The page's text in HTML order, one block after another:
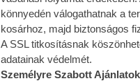
könnyedén válogathatnak a
kosárhoz, majd biztonságos
A SSL titkosításnak
adatainak védelmét.
Személyre Szabott